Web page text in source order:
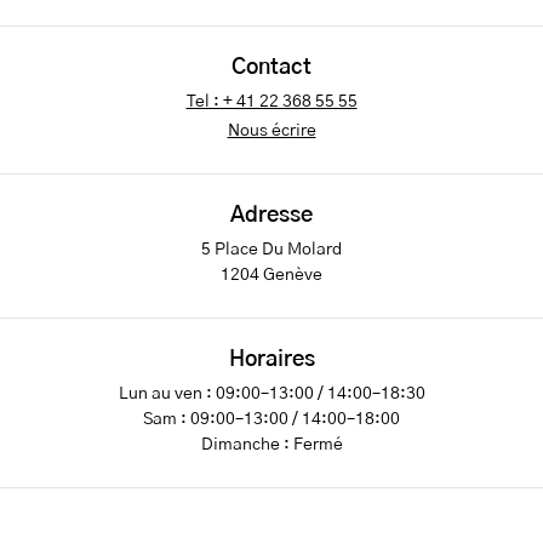
Contact
Tel : + 41 22 368 55 55
Nous écrire
Adresse
5 Place Du Molard
1204 Genève
Horaires
Lun au ven : 09:00–13:00 / 14:00–18:30
Sam : 09:00–13:00 / 14:00–18:00
Dimanche : Fermé